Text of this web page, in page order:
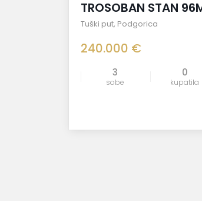
TROSOBAN STAN
Tuški put, Podgorica
240.000 €
3
sobe
0
kupatila